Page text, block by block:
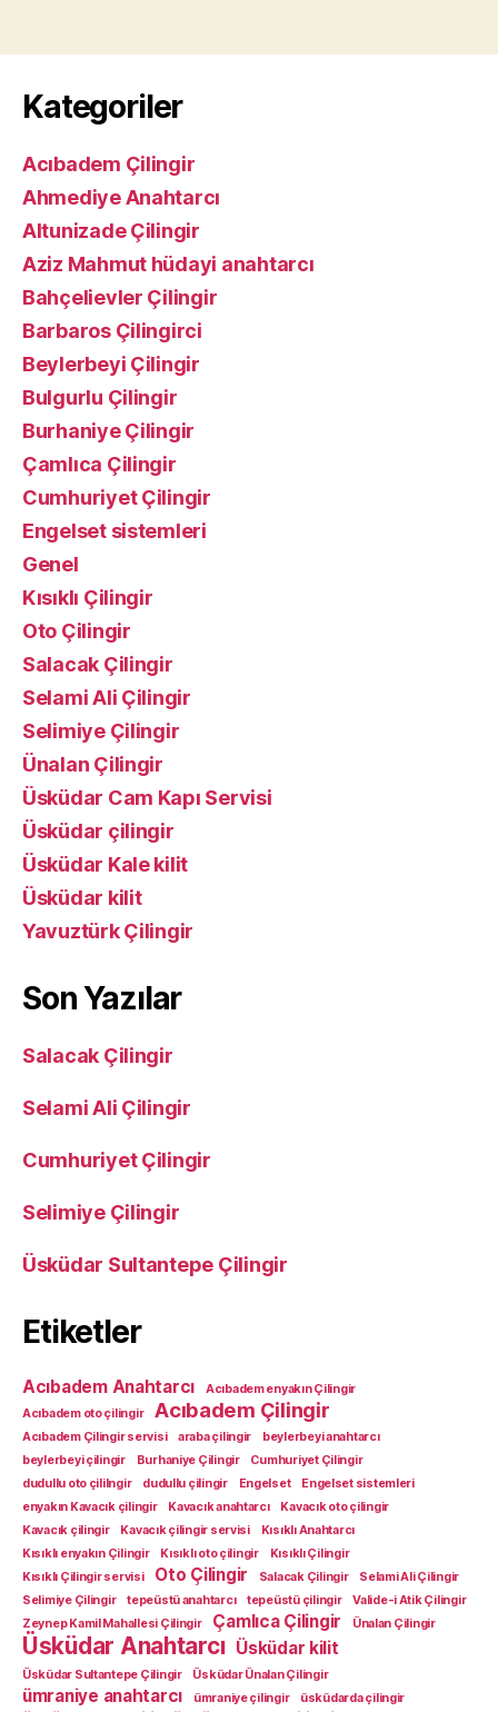
Kategoriler
Acıbadem Çilingir
Ahmediye Anahtarcı
Altunizade Çilingir
Aziz Mahmut hüdayi anahtarcı
Bahçelievler Çilingir
Barbaros Çilingirci
Beylerbeyi Çilingir
Bulgurlu Çilingir
Burhaniye Çilingir
Çamlıca Çilingir
Cumhuriyet Çilingir
Engelset sistemleri
Genel
Kısıklı Çilingir
Oto Çilingir
Salacak Çilingir
Selami Ali Çilingir
Selimiye Çilingir
Ünalan Çilingir
Üsküdar Cam Kapı Servisi
Üsküdar çilingir
Üsküdar Kale kilit
Üsküdar kilit
Yavuztürk Çilingir
Son Yazılar
Salacak Çilingir
Selami Ali Çilingir
Cumhuriyet Çilingir
Selimiye Çilingir
Üsküdar Sultantepe Çilingir
Etiketler
Acıbadem Anahtarcı
Acıbadem enyakın Çilingir
Acıbadem oto çilingir
Acıbadem Çilingir
Acıbadem Çilingir servisi araba çilingir
beylerbeyi anahtarcı
beylerbeyi çilingir
Burhaniye Çilingir
Cumhuriyet Çilingir
dudullu oto çililngir
dudullu çilingir Engelset
Engelset sistemleri
enyakın Kavacık çilingir
Kavacık anahtarcı
Kavacık oto çilingir
Kavacık çilingir
Kavacık çilingir servisi
Kısıklı Anahtarcı
Kısıklı enyakın Çilingir
Kısıklı oto çilingir
Kısıklı Çilingir
Kısıklı Çilingir servisi
Oto Çilingir Salacak Çilingir
Selami Ali Çilingir
Selimiye Çilingir
tepeüstü anahtarcı tepeüstü çilingir
Valide-i Atik Çilingir
Zeynep Kamil Mahallesi Çilingir
Çamlıca Çilingir Ünalan Çilingir
Üsküdar Anahtarcı Üsküdar kilit
Üsküdar Sultantepe Çilingir Üsküdar Ünalan Çilingir
ümraniye anahtarcı ümraniye çilingir üsküdarda çilingir